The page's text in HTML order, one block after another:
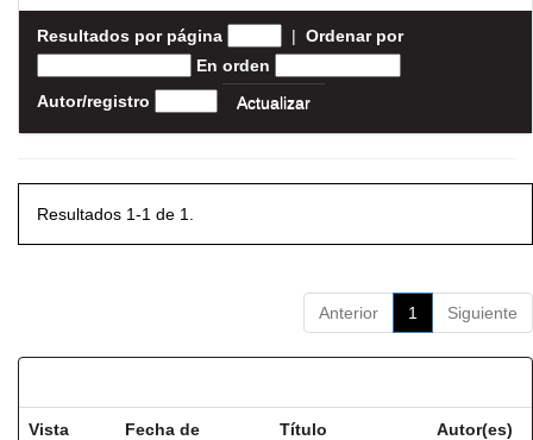
Resultados por página | Ordenar por
En orden
Autor/registro
Resultados 1-1 de 1.
Anterior 1 Siguiente
Vista
Fecha de
Título Autor(es)